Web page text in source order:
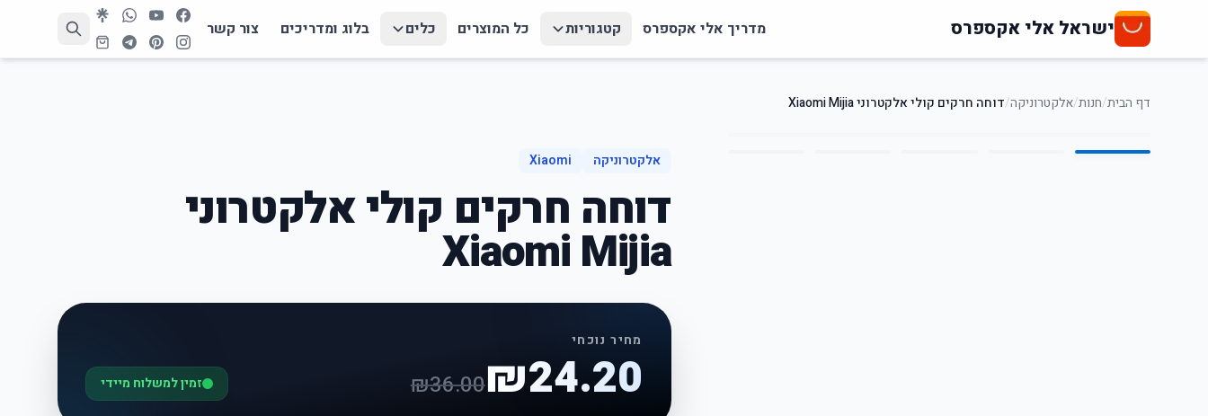
ישראל אלי אקספרס מדריך אלי אקספרס קטגוריות כל המוצרים כלים בלוג ומדריכים צור קשר
דף הבית/חנות/אלקטרוניקה/דוחה חרקים קולי אלקטרוני Xiaomi Mijia
1
/
5
אלקטרוניקה Xiaomi
דוחה חרקים קולי אלקטרוני
Xiaomi Mijia
מחיר נוכחי
₪24.20
₪36.00 זמין למשלוח מיידי